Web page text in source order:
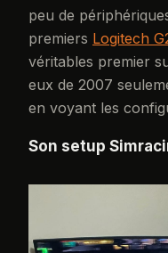
peu de
premiers Logitech
véritables premier
eux de 2007
en voyant les
Son setup